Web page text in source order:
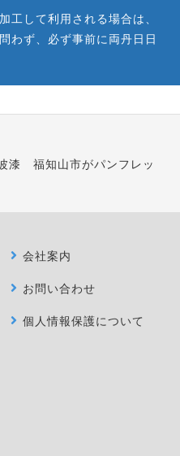
工して利用される場合は、
わず、必ず事前に両丹日日
漆 福知山市がパンフレッ
会社案内
お問い合わせ
個人情報保護について